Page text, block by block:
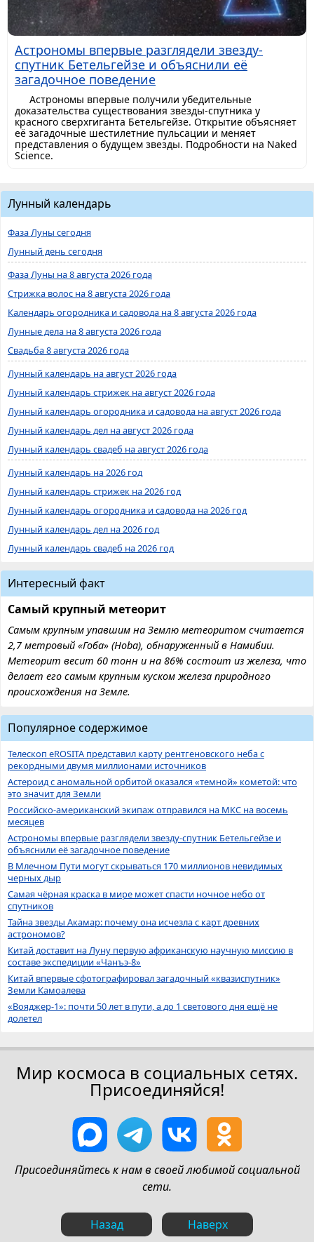
Астрономы впервые разглядели звезду-
спутник Бетельгейзе и объяснили её
загадочное поведение
Астрономы впервые получили убедительные
доказательства существования звезды-спутника у
красного сверхгиганта Бетельгейзе. Открытие объясняет
её загадочные шестилетние пульсации и меняет
представления о будущем звезды. Подробности на Naked
Science.
Лунный календарь
Фаза Луны сегодня
Лунный день сегодня
Фаза Луны на 8 августа 2026 года
Стрижка волос на 8 августа 2026 года
Календарь огородника и садовода на 8 августа 2026 года
Лунные дела на 8 августа 2026 года
Свадьба 8 августа 2026 года
Лунный календарь на август 2026 года
Лунный календарь стрижек на август 2026 года
Лунный календарь огородника и садовода на август 2026 года
Лунный календарь дел на август 2026 года
Лунный календарь свадеб на август 2026 года
Лунный календарь на 2026 год
Лунный календарь стрижек на 2026 год
Лунный календарь огородника и садовода на 2026 год
Лунный календарь дел на 2026 год
Лунный календарь свадеб на 2026 год
Интересный факт
Самый крупный метеорит
Самым крупным упавшим на Землю метеоритом считается
2,7 метровый «Гоба» (Hoba), обнаруженный в Намибии.
Метеорит весит 60 тонн и на 86% состоит из железа, что
делает его самым крупным куском железа природного
происхождения на Земле.
Популярное содержимое
Телескоп eROSITA представил карту рентгеновского неба с
рекордными двумя миллионами источников
Астероид с аномальной орбитой оказался «темной» кометой: что
это значит для Земли
Российско-американский экипаж отправился на МКС на восемь
месяцев
Астрономы впервые разглядели звезду-спутник Бетельгейзе и
объяснили её загадочное поведение
В Млечном Пути могут скрываться 170 миллионов невидимых
черных дыр
Самая чёрная краска в мире может спасти ночное небо от
спутников
Тайна звезды Акамар: почему она исчезла с карт древних
астрономов?
Китай доставит на Луну первую африканскую научную миссию в
составе экспедиции «Чанъэ-8»
Китай впервые сфотографировал загадочный «квазиспутник»
Земли Камоалева
«Вояджер-1»: почти 50 лет в пути, а до 1 светового дня ещё не
долетел
Мир космоса в социальных сетях.
Присоединяйся!
Присоединяйтесь к нам в своей любимой социальной
сети.
Назад Наверх